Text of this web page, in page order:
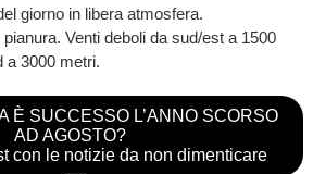
giorno in libera atmosfera.
Venti deboli da sud/est a 1500
a 3000 metri.
È SUCCESSO L’ANNO SCORSO
AD AGOSTO?
con le notizie da non dimenticare